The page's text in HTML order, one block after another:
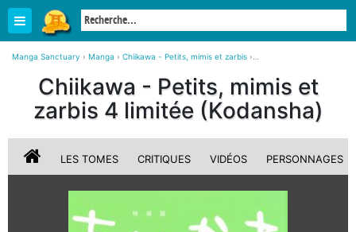
Manga Sanctuary › Manga › Chiikawa - Petits, mimis et zarbis ›
Chiikawa - Petits, mimis et
zarbis 4 limitée (Kodansha)
LES TOMES CRITIQUES VIDÉOS PERSONNAGES